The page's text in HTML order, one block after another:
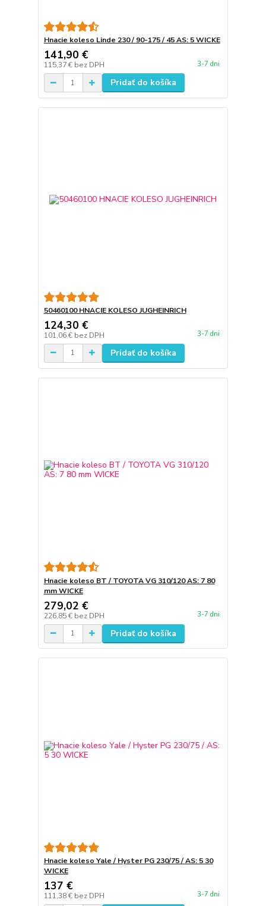
Hnacie koleso Linde 230 / 90-175 / 45 AS: 5 WICKE
141,90 €
115,37 € bez DPH 3-7 dni
Pridať do košíka
50460100 HNACIE KOLESO JUGHEINRICH
124,30 €
101,06 € bez DPH 3-7 dni
Pridať do košíka
Hnacie koleso BT / TOYOTA VG 310/120 AS: 7 80
mm WICKE
279,02 €
226,85 € bez DPH 3-7 dni
Pridať do košíka
Hnacie koleso Yale / Hyster PG 230/75 / AS: 5 30
WICKE
137 €
111,38 € bez DPH 3-7 dni